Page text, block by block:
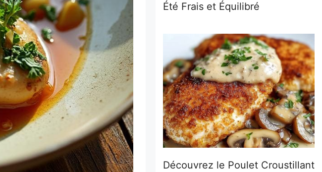
Été Frais et Équilibré
Découvrez le Poulet Croustillant